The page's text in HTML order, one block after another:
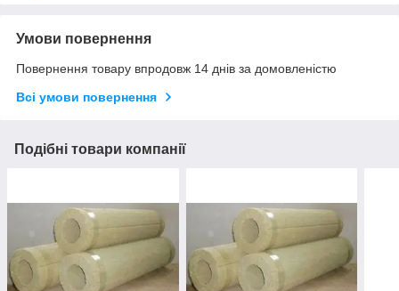
Умови повернення
Повернення товару впродовж 14 днів за домовленістю
Всі умови повернення
Подібні товари компанії